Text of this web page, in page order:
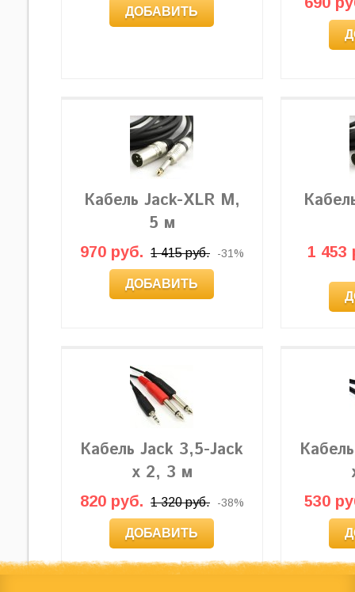
ДОБАВИТЬ
Кабель Jack-XLR M,
5 м
970 руб. 1 415 руб. -31%
ДОБАВИТЬ
1 453
Кабель Jack 3,5-Jack
x 2, 3 м
820 руб. 1 320 руб. -38%
ДОБАВИТЬ
530